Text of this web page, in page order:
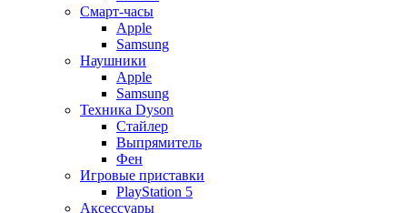
Смарт-часы
Apple
Samsung
Наушники
Apple
Samsung
Техника Dyson
Стайлер
Выпрямитель
Фен
Игровые приставки
PlayStation 5
Аксессуары